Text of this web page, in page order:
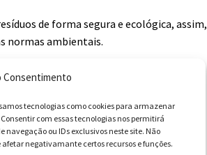
Consentimento
tecnologias como cookies para armazenar
com essas tecnologias nos permitirá
ou IDs exclusivos neste site. Não
negativamante certos recursos e funções.
de forma segura e ecológica, assim,
normas ambientais.